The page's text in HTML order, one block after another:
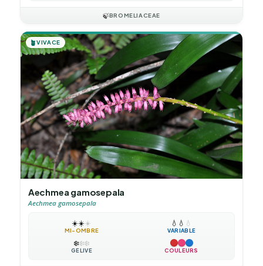
🍃BROMELIACEAE
🪴VIVACE
Aechmea gamosepala
Aechmea gamosepala
☀️☀️☀️
MI-OMBRE
💧 💧 💧
VARIABLE
❄️❄️❄️
GÉLIVE COULEURS